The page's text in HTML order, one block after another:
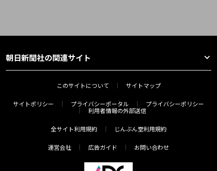
朝日新聞社の関連サイト
このサイトについて サイトマップ
サイトポリシー プライバシーポータル
プライバシーポリシー
利用者情報の外部送信
全サイト利用規約 じんぶん堂利用規約
運営会社 広告ガイド お問い合わせ